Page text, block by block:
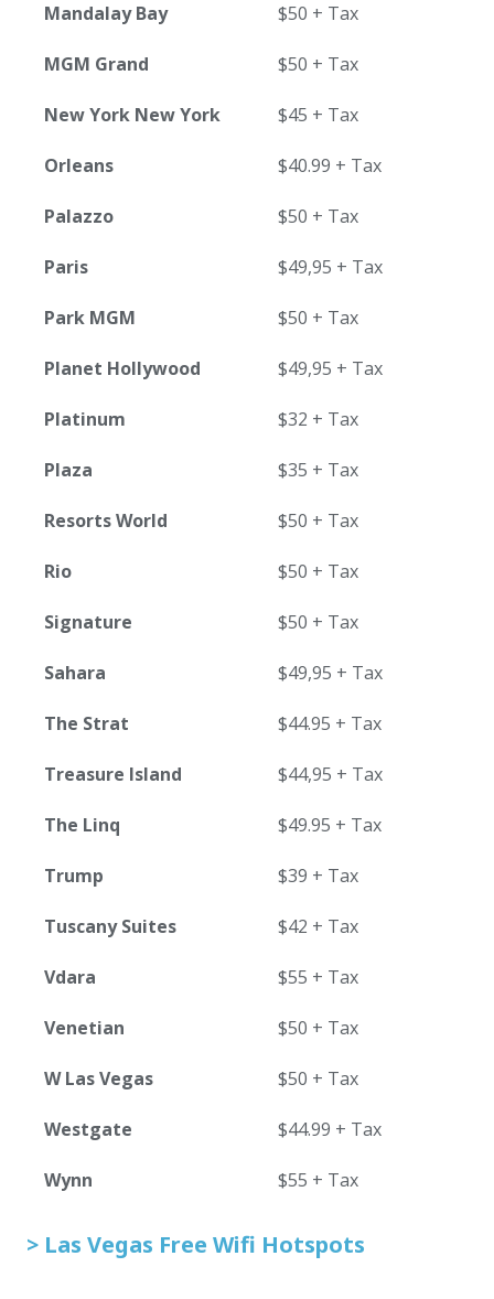
Mandalay Bay $50 + Tax
MGM Grand $50 + Tax
New York New York $45 + Tax
Orleans $40.99 + Tax
Palazzo $50 + Tax
Paris $49,95 + Tax
Park MGM $50 + Tax
Planet Hollywood $49,95 + Tax
Platinum $32 + Tax
Plaza $35 + Tax
Resorts World $50 + Tax
Rio $50 + Tax
Signature $50 + Tax
Sahara $49,95 + Tax
The Strat $44.95 + Tax
Treasure Island $44,95 + Tax
The Linq $49.95 + Tax
Trump $39 + Tax
Tuscany Suites $42 + Tax
Vdara $55 + Tax
Venetian $50 + Tax
W Las Vegas $50 + Tax
Westgate $44.99 + Tax
Wynn $55 + Tax
> Las Vegas Free Wifi Hotspots